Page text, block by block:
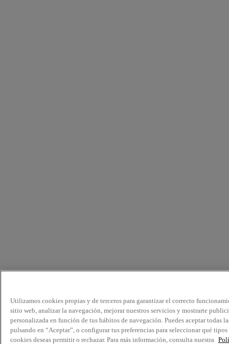
Utilizamos cookies propias y de terceros para garantizar el correcto
sitio web, analizar la navegación, mejorar nuestros servicios y mostrarte
personalizada en función de tus hábitos de navegación. Puedes aceptar todas
pulsando en “Aceptar”, o configurar tus preferencias para seleccionar qué tipos
cookies deseas permitir o rechazar. Para más información, consulta nuestra